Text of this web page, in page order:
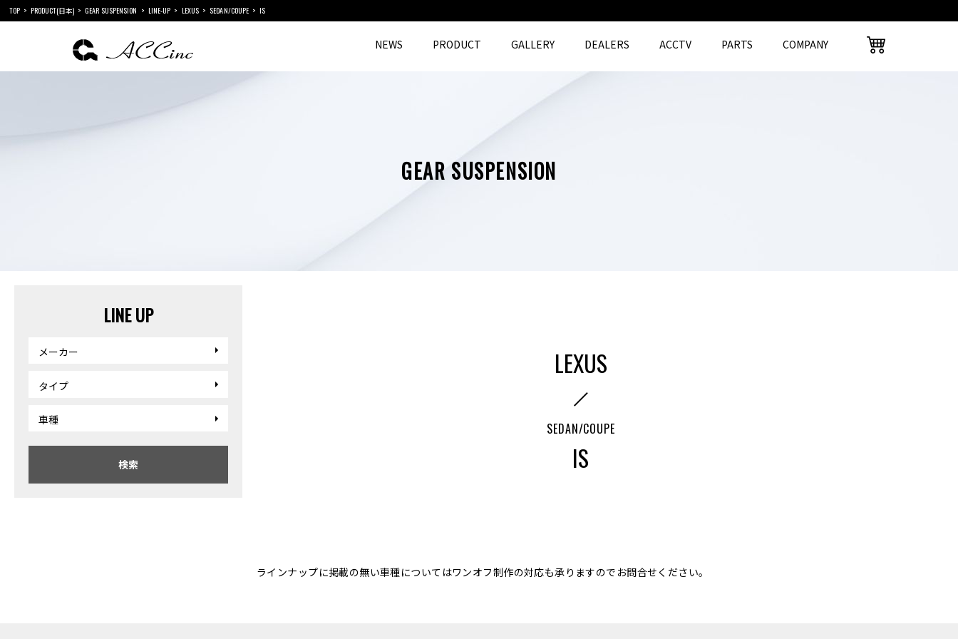
TOP PRODUCT(日本) GEAR SUSPENSION LINE-UP LEXUS SEDAN/COUPE IS
NEWS PRODUCT GALLERY DEALERS ACCTV PARTS COMPANY
GEAR SUSPENSION
LEXUS
SEDAN/COUPE
IS
LINE UP
メーカー
タイプ
車種
検索
ラインナップに掲載の無い車種についてはワンオフ制作の対応も承りますのでお問合せください。